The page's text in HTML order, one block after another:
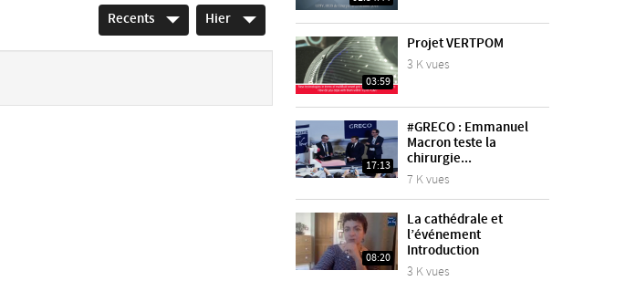
Recents Hier
03:59
Projet VERTPOM
3 K vues
17:13
#GRECO : Emmanuel
Macron teste la
chirurgie...
7 K vues
08:20
La cathédrale et
l’événement
Introduction
3 K vues